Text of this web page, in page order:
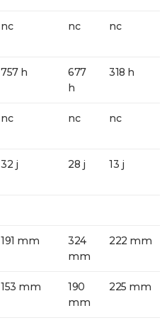
nc nc nc
757 h
677
h
318 h
nc nc nc
32 j 28 j 13 j
191 mm
324
mm
222 mm
153 mm
190
mm
225 mm